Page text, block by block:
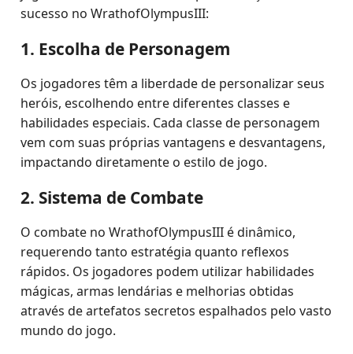
sucesso no WrathofOlympusIII:
1. Escolha de Personagem
Os jogadores têm a liberdade de personalizar seus
heróis, escolhendo entre diferentes classes e
habilidades especiais. Cada classe de personagem
vem com suas próprias vantagens e desvantagens,
impactando diretamente o estilo de jogo.
2. Sistema de Combate
O combate no WrathofOlympusIII é dinâmico,
requerendo tanto estratégia quanto reflexos
rápidos. Os jogadores podem utilizar habilidades
mágicas, armas lendárias e melhorias obtidas
através de artefatos secretos espalhados pelo vasto
mundo do jogo.